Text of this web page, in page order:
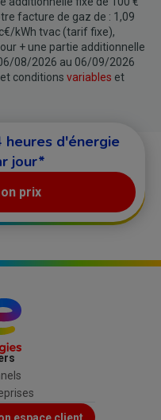
facture de gaz de : 1,09
kWh tvac (tarif fixe),
+ une partie additionnelle
08/2026 au 06/09/2026
conditions variables et
heures d'énergie
jour*
prix